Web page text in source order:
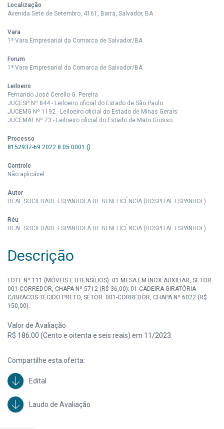
Localização
Avenida Sete de Setembro, 4161, Barra, Salvador, BA
Vara
1ª Vara Empresarial da Comarca de Salvador/BA
Forum
1ª Vara Empresarial da Comarca de Salvador/BA
Leiloeiro
Fernando José Cerello G. Pereira
JUCESP Nº 844 - Leiloeiro oficial do Estado de São Paulo
JUCEMG Nº 1192 - Leiloeiro oficial do Estado de Minas Gerais
JUCEMAT Nº 73 - Leiloeiro oficial do Estado de Mato Grosso
Processo
8152937-69.2022.8.05.0001 ()
Controle
Não aplicável
Autor
REAL SOCIEDADE ESPANHOLA DE BENEFICÊNCIA (HOSPITAL ESPANHOL)
Réu
REAL SOCIEDADE ESPANHOLA DE BENEFICÊNCIA (HOSPITAL ESPANHOL)
Descrição
LOTE Nº 111 (MÓVEIS E UTENSÍLIOS): 01 MESA EM INOX AUXILIAR, SETOR:
001-CORREDOR, CHAPA Nº 5712 (R$ 36,00); 01 CADEIRA GIRATÓRIA
C/BRACOS TECIDO PRETO, SETOR: 001-CORREDOR, CHAPA Nº 6022 (R$
150,00).
Valor de Avaliação
R$ 186,00 (Cento e oitenta e seis reais) em 11/2023.
Compartilhe esta oferta:
Edital
Laudo de Avaliação